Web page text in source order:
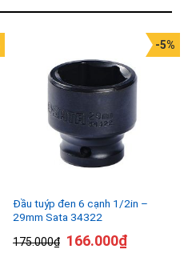
Đầu tuýp đen 6 cạnh 1/2in –
29mm Sata 34322
175.000₫
-5%
166.000₫